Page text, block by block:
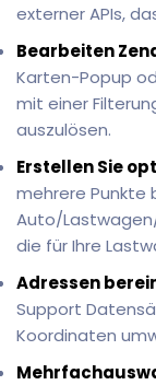
externer APIs,
Bearbeiten
Karten-Popup
mit einer
auszulösen.
Erstellen Sie
mehrere Punkte
Auto/
die für Ihre
Adressen
Support
Koordinaten